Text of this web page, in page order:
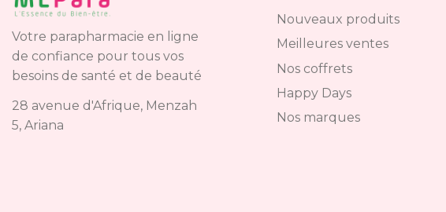
Votre parapharmacie en ligne
de confiance pour tous vos
besoins de santé et de beauté
28 avenue d'Afrique, Menzah
5, Ariana
Nouveaux produits
Meilleures ventes
Nos coffrets
Happy Days
Nos marques